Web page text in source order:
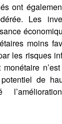
ont
Les
moins
les risques
monétaire
de